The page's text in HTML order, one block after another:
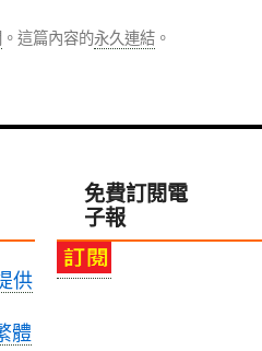
。這篇內容的永久連結 。
供
體
免費訂閱電
子報